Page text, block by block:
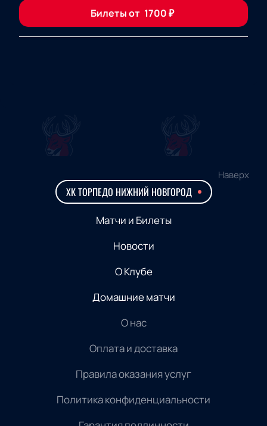
Билеты от 1700₽
Наверх
ХК ТОРПЕДО НИЖНИЙ НОВГОРОД
Матчи и Билеты
Новости
О Клубе
Домашние матчи
О нас
Оплата и доставка
Правила оказания услуг
Политика конфиденциальности